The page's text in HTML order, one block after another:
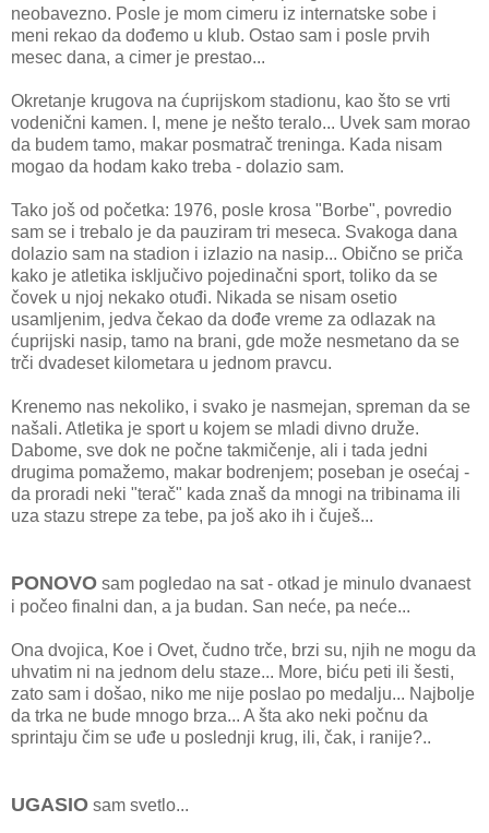
neobavezno. Posle je mom cimeru iz internatske sobe i
meni rekao da dođemo u klub. Ostao sam i posle prvih
mesec dana, a cimer je prestao...
Okretanje krugova na ćuprijskom stadionu, kao što se vrti
vodenični kamen. I, mene je nešto teralo... Uvek sam morao
da budem tamo, makar posmatrač treninga. Kada nisam
mogao da hodam kako treba - dolazio sam.
Tako još od početka: 1976, posle krosa "Borbe", povredio
sam se i trebalo je da pauziram tri meseca. Svakoga dana
dolazio sam na stadion i izlazio na nasip... Obično se priča
kako je atletika isključivo pojedinačni sport, toliko da se
čovek u njoj nekako otuđi. Nikada se nisam osetio
usamljenim, jedva čekao da dođe vreme za odlazak na
ćuprijski nasip, tamo na brani, gde može nesmetano da se
trči dvadeset kilometara u jednom pravcu.
Krenemo nas nekoliko, i svako je nasmejan, spreman da se
našali. Atletika je sport u kojem se mladi divno druže.
Dabome, sve dok ne počne takmičenje, ali i tada jedni
drugima pomažemo, makar bodrenjem; poseban je osećaj -
da proradi neki "terač" kada znaš da mnogi na tribinama ili
uza stazu strepe za tebe, pa još ako ih i čuješ...
PONOVO sam pogledao na sat - otkad je minulo dvanaest
i počeo finalni dan, a ja budan. San neće, pa neće...
Ona dvojica, Koe i Ovet, čudno trče, brzi su, njih ne mogu da
uhvatim ni na jednom delu staze... More, biću peti ili šesti,
zato sam i došao, niko me nije poslao po medalju... Najbolje
da trka ne bude mnogo brza... A šta ako neki počnu da
sprintaju čim se uđe u poslednji krug, ili, čak, i ranije?..
UGASIO sam svetlo...